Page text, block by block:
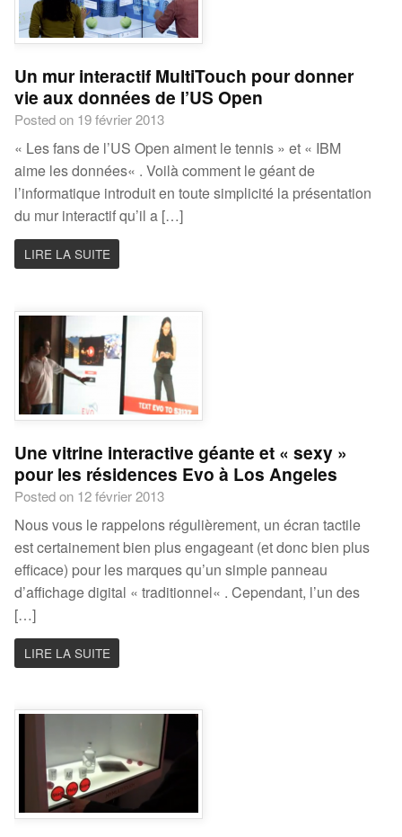
Un mur interactif MultiTouch pour donner
vie aux données de l’US Open
Posted on 19 février 2013
« Les fans de l’US Open aiment le tennis » et « IBM
aime les données« . Voilà comment le géant de
l’informatique introduit en toute simplicité la présentation
du mur interactif qu’il a […]
LIRE LA SUITE
Une vitrine interactive géante et « sexy »
pour les résidences Evo à Los Angeles
Posted on 12 février 2013
Nous vous le rappelons régulièrement, un écran tactile
est certainement bien plus engageant (et donc bien plus
efficace) pour les marques qu’un simple panneau
d’affichage digital « traditionnel« . Cependant, l’un des
[…]
LIRE LA SUITE